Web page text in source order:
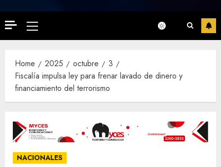
Primary
Menu
Home 2025 octubre
3
Fiscalía impulsa ley para frenar lavado de dinero y
financiamiento del terrorismo
NACIONALES